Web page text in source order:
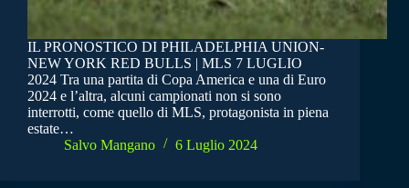
IL PRONOSTICO DI PHILADELPHIA UNION-
NEW YORK RED BULLS | MLS 7 LUGLIO
2024 Tra una partita di Copa America e una di Euro
2024 e l’altra, alcuni campionati non si sono
interrotti, come quello di MLS, protagonista in piena
estate…
Salvo Mangano
6 Luglio 2024